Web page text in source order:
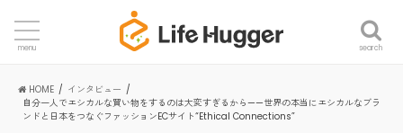
search
menu
HOME
インタビュー
自分一人でエシカルな買い物をするのは大変すぎるから——世界の本当にエシカルなブラ
ンドと日本をつなぐファッションECサイト“Ethical Connections”